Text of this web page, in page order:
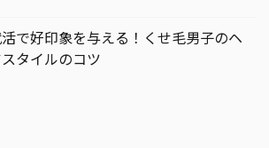
で好印象を与える！くせ毛男子のヘ
タイルのコツ